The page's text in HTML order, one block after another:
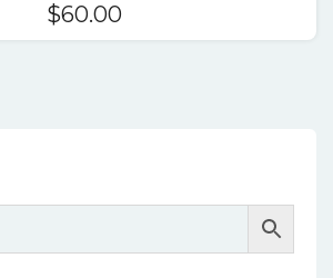
$60.00